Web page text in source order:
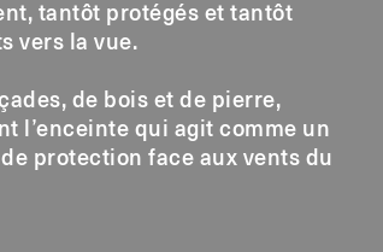
tantôt protégés et tantôt
vers la vue.
de bois et de pierre,
l’enceinte qui agit comme un
protection face aux vents du